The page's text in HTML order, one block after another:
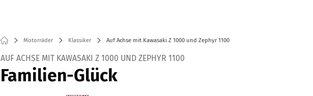
Motorräder Klassiker Auf Achse mit Kawasaki Z 1000 und Zephyr 1100
AUF ACHSE MIT KAWASAKI Z 1000 UND ZEPHYR 1100
Familien-Glück